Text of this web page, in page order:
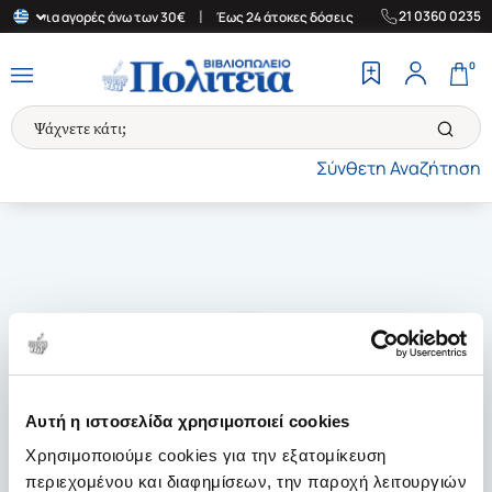
Αυτή η ιστοσελίδα χρησιμοποιεί cookies
Χρησιμοποιούμε cookies για την εξατομίκευση
περιεχομένου και διαφημίσεων, την παροχή λειτουργιών
για αγορές άνω των 30€ Έως 24 άτοκες δόσεις | Δωρεάν
21 0360 0235
Σύνθετη Αναζήτηση
0